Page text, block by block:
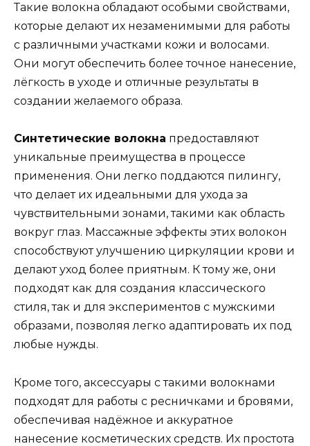
Такие волокна обладают особыми свойствами,
которые делают их незаменимыми для работы
с различными участками кожи и волосами.
Они могут обеспечить более точное нанесение,
лёгкость в уходе и отличные результаты в
создании желаемого образа.
Синтетические волокна предоставляют
уникальные преимущества в процессе
применения. Они легко поддаются пилингу,
что делает их идеальными для ухода за
чувствительными зонами, такими как область
вокруг глаз. Массажные эффекты этих волокон
способствуют улучшению циркуляции крови и
делают уход более приятным. К тому же, они
подходят как для создания классического
стиля, так и для экспериментов с мужскими
образами, позволяя легко адаптировать их под
любые нужды.
Кроме того, аксессуары с такими волокнами
подходят для работы с ресничками и бровями,
обеспечивая надёжное и аккуратное
нанесение косметических средств. Их простота